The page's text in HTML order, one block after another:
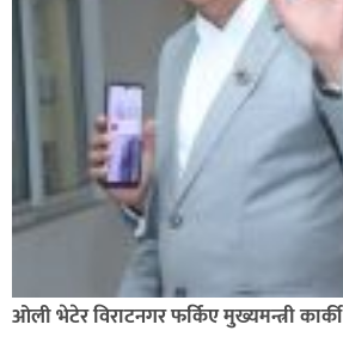
ओली भेटेर विराटनगर फर्किए मुख्यमन्त्री कार्की